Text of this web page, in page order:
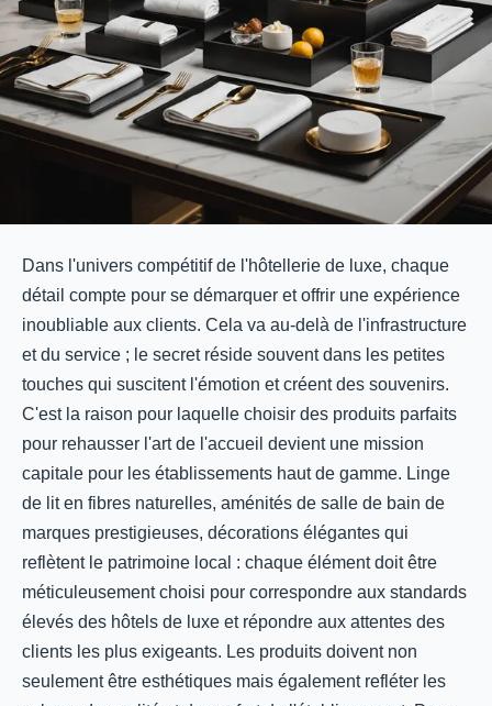
Dans l'univers compétitif de l'hôtellerie de luxe, chaque
détail compte pour se démarquer et offrir une expérience
inoubliable aux clients. Cela va au-delà de l'infrastructure
et du service ; le secret réside souvent dans les petites
touches qui suscitent l'émotion et créent des souvenirs.
C'est la raison pour laquelle choisir des produits parfaits
pour rehausser l'art de l'accueil devient une mission
capitale pour les établissements haut de gamme. Linge
de lit en fibres naturelles, aménités de salle de bain de
marques prestigieuses, décorations élégantes qui
reflètent le patrimoine local : chaque élément doit être
méticuleusement choisi pour correspondre aux standards
élevés des hôtels de luxe et répondre aux attentes des
clients les plus exigeants. Les produits doivent non
seulement être esthétiques mais également refléter les